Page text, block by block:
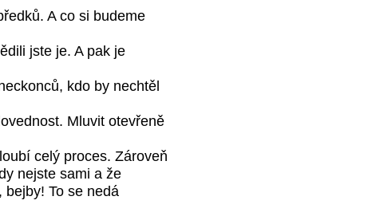
A co si budeme
jste je. A pak je
kdo by nechtěl
Mluvit otevřeně
celý proces. Zároveň
nejste sami a že
To se nedá